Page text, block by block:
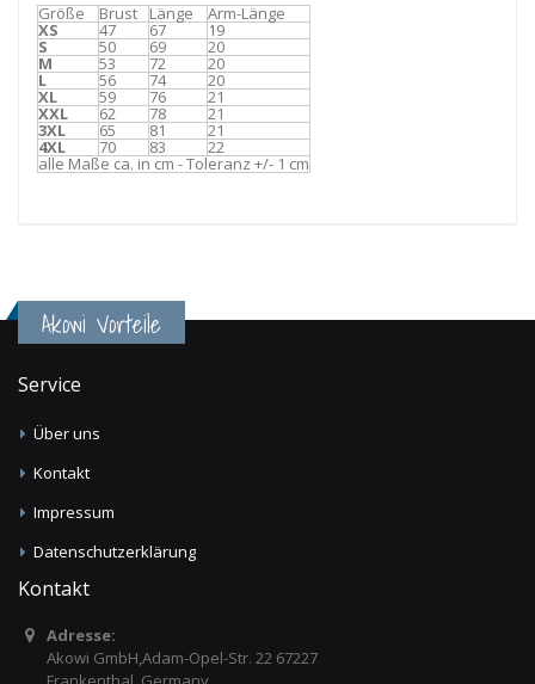
Größe Brust Länge Arm-Länge
XS 47 67 19
S 50 69 20
M 53 72 20
L 56 74 20
XL 59 76 21
XXL 62 78 21
3XL 65 81 21
4XL 70 83 22
alle Maße ca. in cm - Toleranz +/- 1 cm
Akowi Vorteile
Service
Über uns
Kontakt
Impressum
Datenschutzerklärung
Kontakt
Adresse:
Akowi GmbH,Adam-Opel-Str. 22 67227